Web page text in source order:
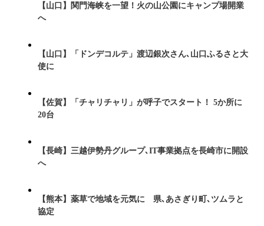
【山口】関門海峡を一望！火の山公園にキャンプ場開業
へ
【山口】「ドンデコルテ」渡辺銀次さん､山口ふるさと大
使に
【佐賀】「チャリチャリ」が呼子でスタート！ 5か所に
20台
【長崎】三越伊勢丹グループ､IT事業拠点を長崎市に開設
へ
【熊本】薬草で地域を元気に 県､あさぎり町､ツムラと
協定